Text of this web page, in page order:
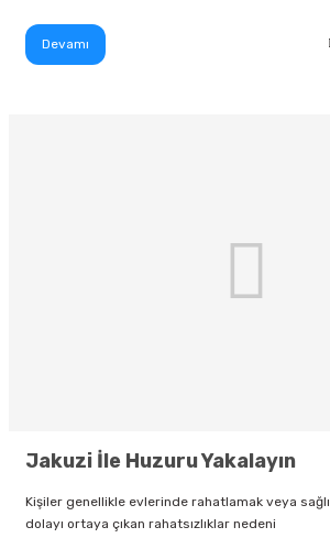
Devamı
Jakuzi İle Huzuru Yakalayın
Kişiler genellikle evlerinde rahatlamak veya
dolayı ortaya çıkan rahatsızlıklar nedeni